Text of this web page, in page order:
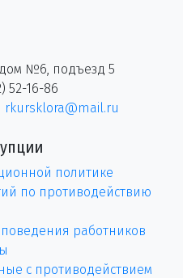
дом №6, подъезд 5
52-16-86
rkursklora@mail.ru
политике
по противодействию
работников
с противодействием